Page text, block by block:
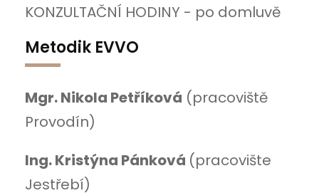
KONZULTAČNÍ HODINY - po domluvě
Metodik EVVO
Mgr. Nikola Petříková (pracoviště
Provodín)
Ing. Kristýna Pánková (pracovište
Jestřebí)